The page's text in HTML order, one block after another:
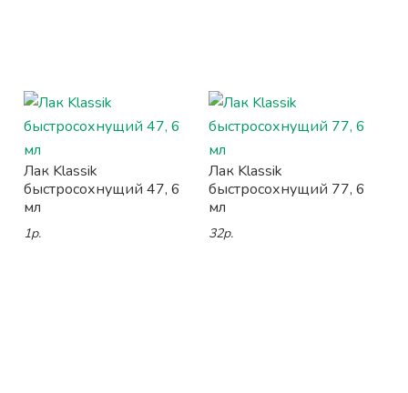
Лак Klassik
быстросохнущий 47, 6
мл
1р.
Лак Klassik
быстросохнущий 77, 6
мл
32р.